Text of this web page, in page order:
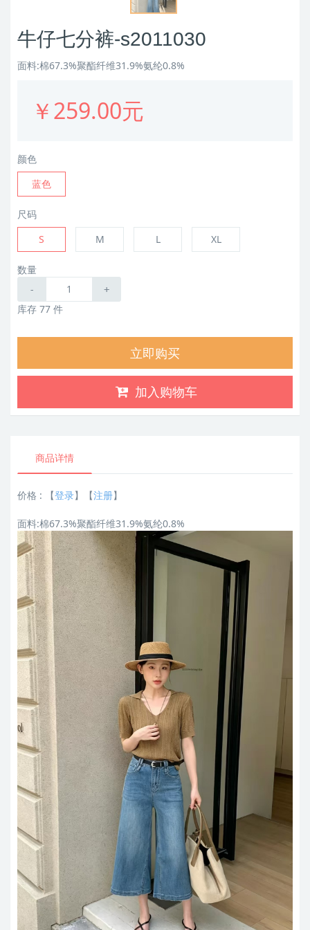
牛仔七分裤-s2011030
面料:棉67.3%聚酯纤维31.9%氨纶0.8%
￥259.00元
颜色
蓝色
尺码
S
M L XL
数量
- +
库存 77 件
立即购买
加入购物车
商品详情
价格 : 【登录】【注册】
面料:棉67.3%聚酯纤维31.9%氨纶0.8%